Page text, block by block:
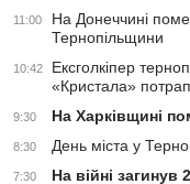
11:00
На Донеччині
Тернопільщини
10:42
Ексголкіпер
«Кристала»
9:30 На Харківщині
8:30 День міста у
7:30
На війні загинув